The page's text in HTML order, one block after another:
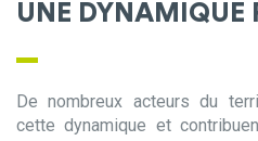
UNE DYNAMIQUE
De nombreux acteurs du
cette dynamique et